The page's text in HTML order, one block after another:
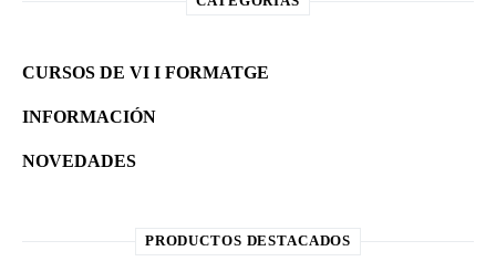
CURSOS DE VI I FORMATGE
INFORMACIÓN
NOVEDADES
PRODUCTOS DESTACADOS